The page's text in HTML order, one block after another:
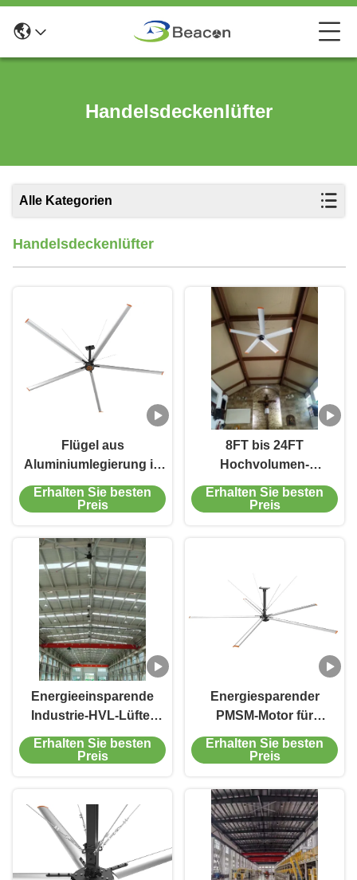
Handelsdeckenlüfter
Alle Kategorien
Handelsdeckenlüfter
Flügel aus
Aluminiumlegierung in
Luftfahrtqualität für
industrielle HVLS-
Erhalten Sie besten
Preis
8FT bis 24FT
Hochvolumen-
Langsamlaufventilator
für Turnhallen &
Erhalten Sie besten
Preis
Energieeinsparende
Industrie-HVL-Lüfter
Hochströmungs-Lüfter
für industrielle
Erhalten Sie besten
Preis
Energiesparender
PMSM-Motor für
Lagerhallen,
verwendeter riesiger
Ventilator
Erhalten Sie besten
Preis